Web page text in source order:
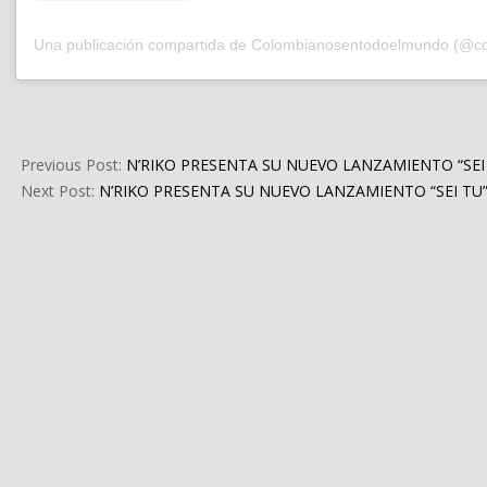
02-
26
Previous Post: N’RIKO PRESENTA SU NUEVO LANZAMIENTO
Next Post: N’RIKO PRESENTA SU NUEVO LANZAMIENTO “SEI TU”